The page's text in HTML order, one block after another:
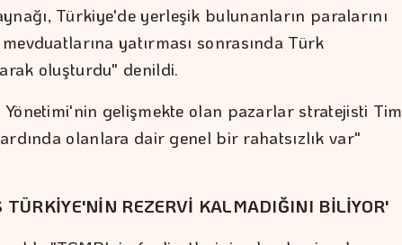
Türkiye'de yerleşik bulunanların paralarını
yatırması sonrasında Türk
oluşturdu" denildi.
Yönetimi'nin gelişmekte olan pazarlar stratejisti Tim
olanlara dair genel bir rahatsızlık var"
TÜRKİYE'NİN REZERVİ KALMADIĞINI BİLİYOR'